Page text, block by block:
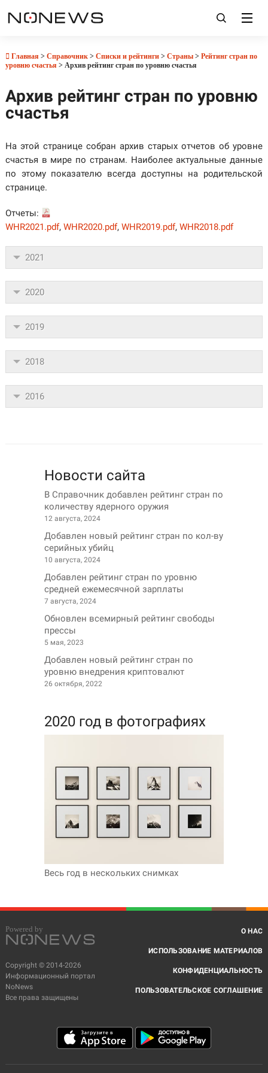
Главная > Справочник> Списки и рейтинги> Страны> Рейтинг стран по
уровню счастья > Архив рейтинг стран по уровню счастья
Архив рейтинг стран по уровню
счастья
На этой странице собран архив старых отчетов об уровне
счастья в мире по странам. Наиболее актуальные данные
по этому показателю всегда доступны на родительской
странице.
Отчеты:
WHR2021.pdf, WHR2020.pdf, WHR2019.pdf, WHR2018.pdf
2021
2020
2019
2018
2016
Новости сайта
В Справочник добавлен рейтинг стран по
количеству ядерного оружия
12 августа, 2024
Добавлен новый рейтинг стран по кол-ву
серийных убийц
10 августа, 2024
Добавлен рейтинг стран по уровню
средней ежемесячной зарплаты
7 августа, 2024
Обновлен всемирный рейтинг свободы
прессы
5 мая, 2023
Добавлен новый рейтинг стран по
уровню внедрения криптовалют
26 октября, 2022
2020 год в фотографиях
Весь год в нескольких снимках
Copyright © 2014-2026
Информационный портал
NoNews
Все права защищены
О НАС
ИСПОЛЬЗОВАНИЕ МАТЕРИАЛОВ
КОНФИДЕНЦИАЛЬНОСТЬ
ПОЛЬЗОВАТЕЛЬСКОЕ СОГЛАШЕНИЕ